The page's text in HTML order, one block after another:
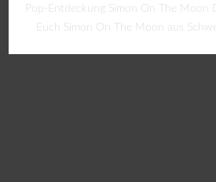
Pop-Entdeckung Simon On The Moon
Euch Simon On The Moon aus